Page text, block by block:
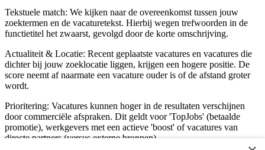
Tekstuele match: We kijken naar de overeenkomst tussen jouw
zoektermen en de vacaturetekst. Hierbij wegen trefwoorden in de
functietitel het zwaarst, gevolgd door de korte omschrijving.
Actualiteit & Locatie: Recent geplaatste vacatures en vacatures die
dichter bij jouw zoeklocatie liggen, krijgen een hogere positie. De
score neemt af naarmate een vacature ouder is of de afstand groter
wordt.
Prioritering: Vacatures kunnen hoger in de resultaten verschijnen
door commerciële afspraken. Dit geldt voor 'TopJobs' (betaalde
promotie), werkgevers met een actieve 'boost' of vacatures van
directe partners (versus externe bronnen).